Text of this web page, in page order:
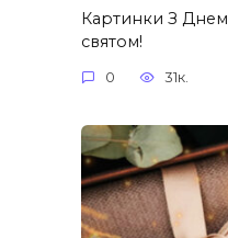
Картинки З
святом!
0 31к.